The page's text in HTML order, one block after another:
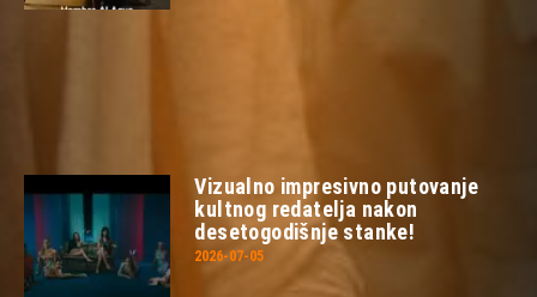
Vizualno impresivno putovanje
kultnog redatelja nakon
desetogodišnje stanke!
2026-07-05